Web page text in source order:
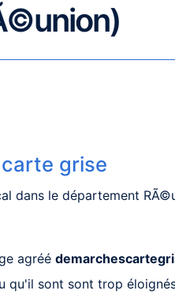
grise
dans le département
agréé
qu'il sont sont trop